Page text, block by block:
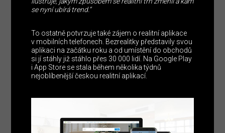
se nyní ubírá trend.“
To ostatně potvrzuje také zájem o realitní aplikace
v mobilních telefonech. Bezrealitky představily svou
aplikaci na začátku roku a od umístění do obchodů
si jí stáhly již stáhlo přes 30 000 lidí. Na Google Play
i App Store se stala během několika týdnů
nejoblíbenější českou realitní aplikací.